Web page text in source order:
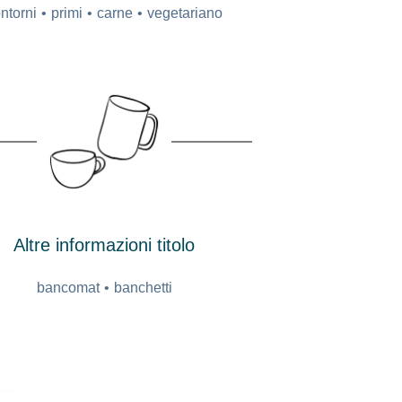
primi carne vegetariano
Altre informazioni titolo
bancomat banchetti